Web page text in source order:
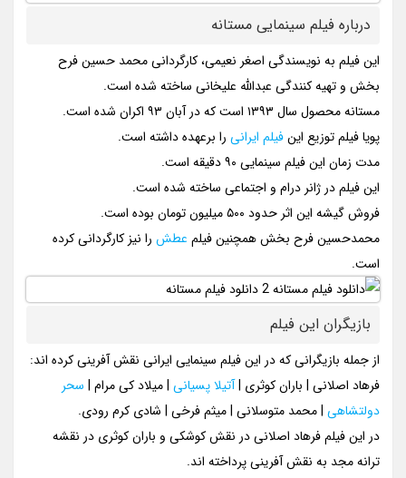
درباره فیلم سینمایی مستانه
این فیلم به نویسندگی اصغر نعیمی، کارگردانی محمد حسین فرح
بخش و تهیه کنندگی عبدالله علیخانی ساخته شده است.
مستانه محصول سال ۱۳۹۳ است که در آبان ۹۳ اکران شده است.
پویا فیلم توزیع اینفیلم ایرانی را برعهده داشته است.
مدت زمان این فیلم سینمایی ۹۰ دقیقه است.
این فیلم در ژانر درام و اجتماعی ساخته شده است.
فروش گیشه این اثر حدود ۵۰۰ میلیون تومان بوده است.
محمدحسین فرح بخش همچنین فیلم عطش را نیز کارگردانی کرده
است.
بازیگران این فیلم
از جمله بازیگرانی که در این فیلم سینمایی ایرانی نقش آفرینی کرده اند:
فرهاد اصلانی | باران کوثری |آتیلا پسیانی | میلاد کی مرام | سحر
دولتشاهی | محمد متوسلانی | میثم فرخی | شادی کرم رودی.
در این فیلم فرهاد اصلانی در نقش کوشکی و باران کوثری در نقشه
ترانه مجد به نقش آفرینی پرداخته اند.